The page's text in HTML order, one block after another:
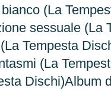
(La
sessuale (La
Tempesta
(La
Dischi)Album